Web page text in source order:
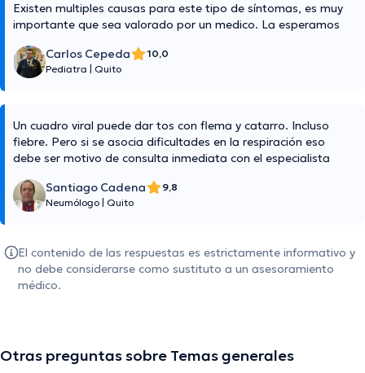
Existen multiples causas para este tipo de síntomas, es muy
importante que sea valorado por un medico. La esperamos
Carlos Cepeda
10,0
Pediatra
Quito
Un cuadro viral puede dar tos con flema y catarro. Incluso
fiebre. Pero si se asocia dificultades en la respiración eso
debe ser motivo de consulta inmediata con el especialista
Santiago Cadena
9,8
Neumólogo Quito
El contenido de las respuestas es estrictamente informativo y
no debe considerarse como sustituto a un asesoramiento
médico.
Otras preguntas sobre Temas generales